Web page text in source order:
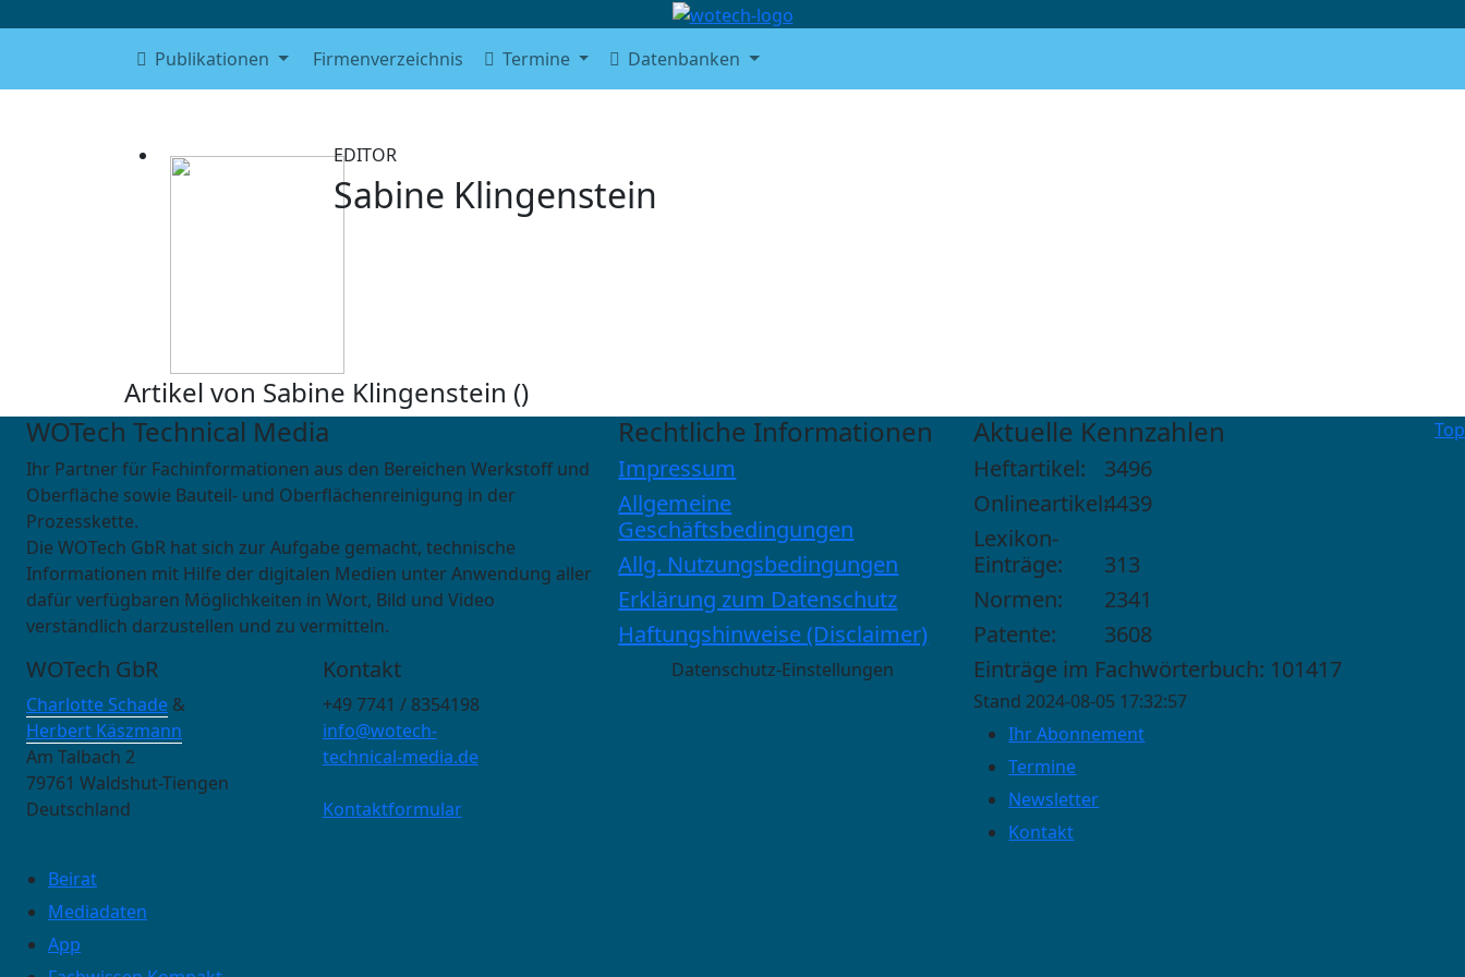
Publikationen Firmenverzeichnis Termine Datenbanken
EDITOR
Sabine Klingenstein
Artikel von Sabine Klingenstein ()
Top
WOTech Technical Media
Ihr Partner für Fachinformationen aus den Bereichen Werkstoff und
Oberfläche sowie Bauteil- und Oberflächenreinigung in der
Prozesskette.
Die WOTech GbR hat sich zur Aufgabe gemacht, technische
Informationen mit Hilfe der digitalen Medien unter Anwendung aller
dafür verfügbaren Möglichkeiten in Wort, Bild und Video
verständlich darzustellen und zu vermitteln.
WOTech GbR
Charlotte Schade &
Herbert Käszmann
Am Talbach 2
79761 Waldshut-Tiengen
Deutschland
Kontakt
+49 7741 / 8354198
info@wotech-
technical-media.de
Kontaktformular
Rechtliche Informationen
Impressum
Allgemeine
Geschäftsbedingungen
Allg. Nutzungsbedingungen
Erklärung zum Datenschutz
Haftungshinweise (Disclaimer)
Datenschutz-Einstellungen
Aktuelle Kennzahlen
Heftartikel:
3496
Onlineartikel:4439
Lexikon-
Einträge:
313
Normen:
2341
Patente:
3608
Einträge im Fachwörterbuch: 101417
Stand 2024-08-05 17:32:57
Ihr Abonnement
Termine
Newsletter
Kontakt
Beirat
Mediadaten
App